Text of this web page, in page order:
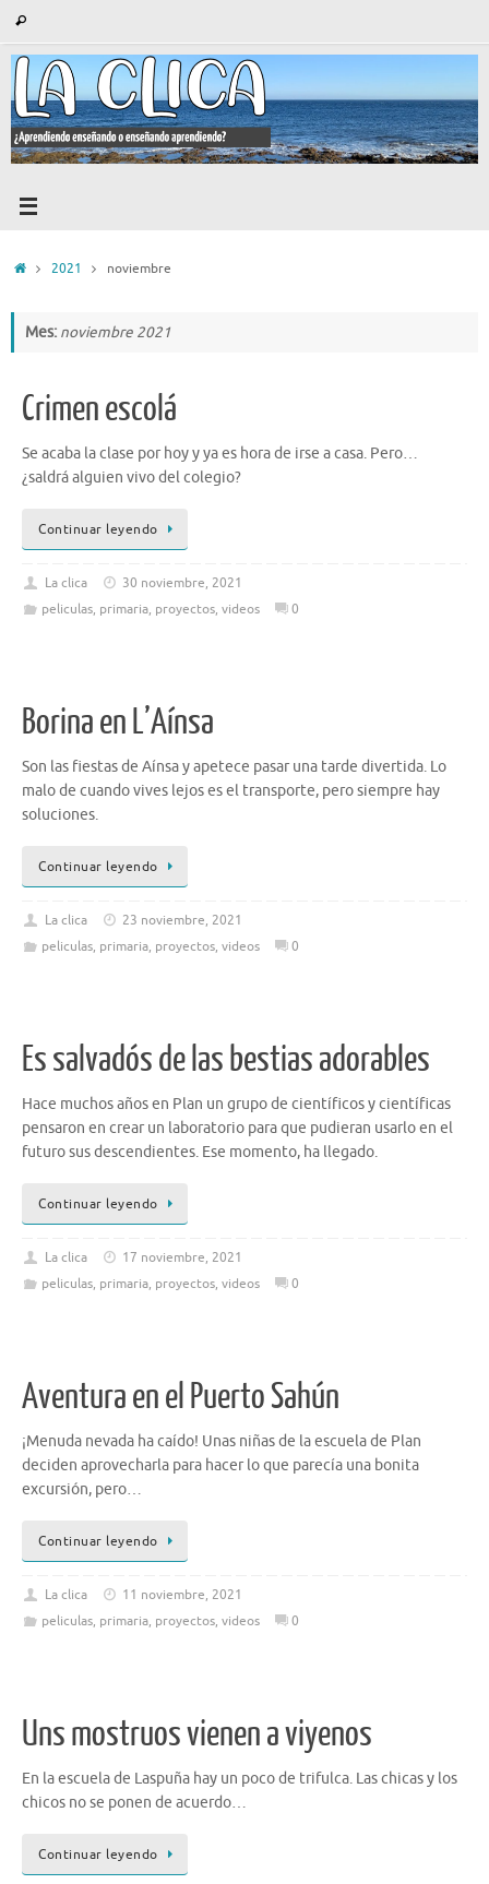
contenido
Buscar
Inicio2021 noviembre
Mes: noviembre 2021
Crimen escolá
Se acaba la clase por hoy y ya es hora de irse a casa. Pero…
¿saldrá alguien vivo del colegio?
Continuar leyendo
La clica
30 noviembre, 2021
peliculas, primaria, proyectos, videos 0
Borina en L’Aínsa
Son las fiestas de Aínsa y apetece pasar una tarde divertida. Lo
malo de cuando vives lejos es el transporte, pero siempre hay
soluciones.
Continuar leyendo
La clica
23 noviembre, 2021
peliculas, primaria, proyectos, videos 0
Es salvadós de las bestias adorables
Hace muchos años en Plan un grupo de científicos y científicas
pensaron en crear un laboratorio para que pudieran usarlo en el
futuro sus descendientes. Ese momento, ha llegado.
Continuar leyendo
La clica
17 noviembre, 2021
peliculas, primaria, proyectos, videos 0
Aventura en el Puerto Sahún
¡Menuda nevada ha caído! Unas niñas de la escuela de Plan
deciden aprovecharla para hacer lo que parecía una bonita
excursión, pero…
Continuar leyendo
La clica
11 noviembre, 2021
peliculas, primaria, proyectos, videos 0
Uns mostruos vienen a viyenos
En la escuela de Laspuña hay un poco de trifulca. Las chicas y los
chicos no se ponen de acuerdo…
Continuar leyendo